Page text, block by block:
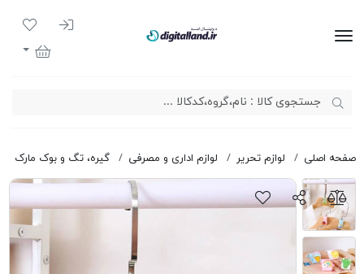
ورود به
لیست
سبد خرید
صفحه اصلی لوازم تحریر لوازم اداری و مصرفی گیره، تگ و بوک مارک